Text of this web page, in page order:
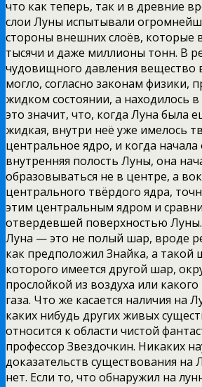
что как теперь, так и в древние
слои Луны испытывали
стороны внешних слоёв, которые
тысячи и даже миллионы тонн. В
чудовищного давления вещество
могло, согласно законам физики,
жидком состоянии, а находилось
это значит, что, когда Луна была
жидкая, внутри неё уже имелось
центральное ядро, и когда
внутренняя полость Луны, она
образовываться не в центре, а
центрального твёрдого ядра,
этим центральным ядром и
отвердевшей поверхностью
Луна — это не полый шар, вроде
как предположил Знайка, а такой
которого имеется другой шар,
прослойкой из воздуха или
газа. Что же касается наличия на
каких нибудь других живых
относится к области чистой
профессор Звездочкин. Никаких
доказательств существования
нет. Если то, что обнаружил на